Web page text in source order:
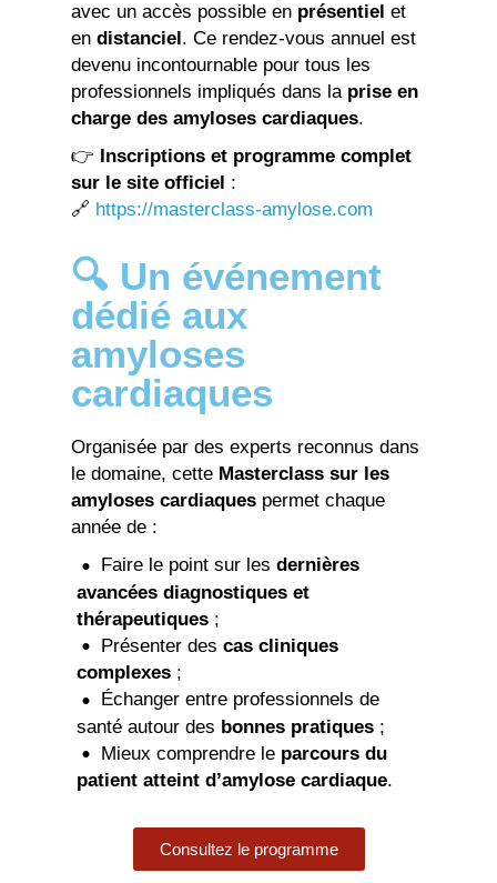
avec un accès possible en présentiel et
en distanciel . Ce rendez-vous annuel est
devenu incontournable pour tous les
professionnels impliqués dans la prise en
charge des amyloses cardiaques.
👉
Inscriptions et programme complet
sur le site officiel :
🔗 https://masterclass-amylose.com
🔍 Un événement
dédié aux
amyloses
cardiaques
Organisée par des experts reconnus dans
le domaine, cette Masterclass sur les
amyloses cardiaques permet chaque
année de :
Faire le point sur les dernières
avancées diagnostiques et
thérapeutiques ;
Présenter des cas cliniques
complexes ;
Échanger entre professionnels de
santé autour des bonnes pratiques ;
Mieux comprendre le parcours du
patient atteint d’amylose cardiaque.
Consultez le programme